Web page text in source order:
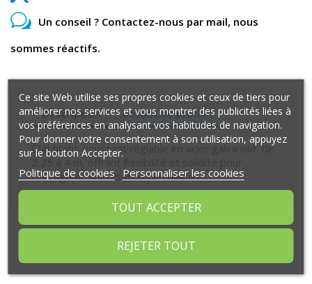
Un conseil ? Contactez-nous par mail, nous
sommes réactifs.
Description Détails du produit
Étai tirant-poussant réglable en acier galvanisé, de
2,25 à 4 m, offrant flexibilité et solidité pour
coffrage et stabilisation de chantier.
Commentaires (0)
Ce site Web utilise ses propres cookies et ceux de tiers pour
améliorer nos services et vous montrer des publicités liées à
vos préférences en analysant vos habitudes de navigation.
Pour donner votre consentement à son utilisation, appuyez
sur le bouton Accepter.
Politique de cookies Personnaliser les cookies
REJETER TOUT
TOUT ACCEPTER